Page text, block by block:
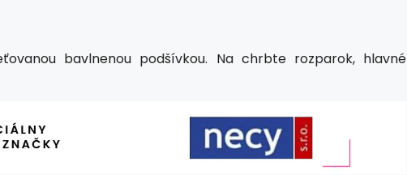
bavlnenou podšívkou. Na chrbte rozparok, hlavné